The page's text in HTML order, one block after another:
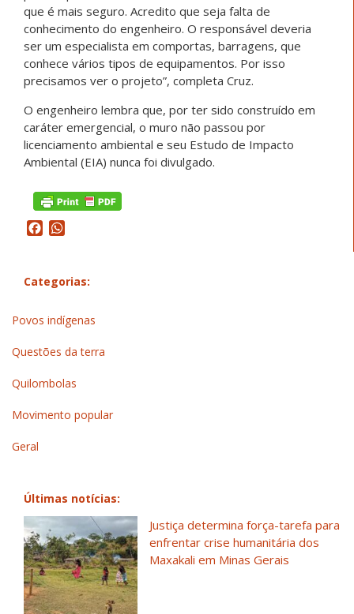
que é mais seguro. Acredito que seja falta de
conhecimento do engenheiro. O responsável deveria
ser um especialista em comportas, barragens, que
conhece vários tipos de equipamentos. Por isso
precisamos ver o projeto”, completa Cruz.
O engenheiro lembra que, por ter sido construído em
caráter emergencial, o muro não passou por
licenciamento ambiental e seu Estudo de Impacto
Ambiental (EIA) nunca foi divulgado.
Facebook
Categorias:
Povos indígenas
Questões da terra
Quilombolas
Movimento popular
Geral
Últimas notícias:
Justiça determina força-tarefa para
enfrentar crise humanitária dos
Maxakali em Minas Gerais